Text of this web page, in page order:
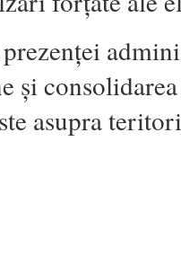
și
asupra